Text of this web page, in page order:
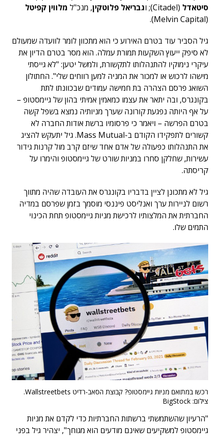
סיטאדל (Citadel); ו גבריאל פלוטקין, מנכ"ל מלווין קפיטל
(Melvin Capital).
גיל הסביר עוד בטרם האירוע כי הוא מתכוון לומר לוועדה שמעולם
לא סיפק ייעוץ השקעות תמורת עמלה. הוא מסר בטרם הדיון את
עיקרי נימוקיו להתנהלותו לתקשורת, ולמשל יטען: "לא גייסתי
מישהו לרכוש או למכור את המניה למען רווחים שלי". החתולון
השואג פרסם הצהרה בת חמישה עמודים שבכוונתו לתת
בקונגרס, ובה יתאר את עצמו כמאמין אמיתי בהון של גיימסטופ –
על אף היותה נפגעת קורונה שערך מניותיה נמצא בשפל קשה
בטרם הפרשה – ויאמר כי פרסומיו ברשת אודות החברה לא
קשורים לתפקידו הקודם ב-Mass Mutual. גיל יתעקש להציג
את התנהלותו כפעולה של אדם אחד שיזם קרב מול קרנות גידור
עשירות, שחלקן סחרו במניות שורט של גיימסטופ והימרו על
קריסתה.
גיל לא מתכונן לציין בדבריו בקונגרס את העובדה שהיה מתווך
רשום לניירות ערך ואנליסט פיננסי מוסמך בזמן שפרסם במדיה
החברתית את המלצותיו לרכישת מניות גיימסטופ תחת הכינוי
התמים שלו.
רכשו במתואם מניות גיימסטופ? קבוצת הסאב-רדיט Wallstreetbets.
צילום: BigStock
"הרעיון שהשתמשתי ברשתות החברתיות כדי לקדם את מניות
גיימסטופ למשקיעים שאינם מודעים הוא מגוחך", יצהיר גיל בפני